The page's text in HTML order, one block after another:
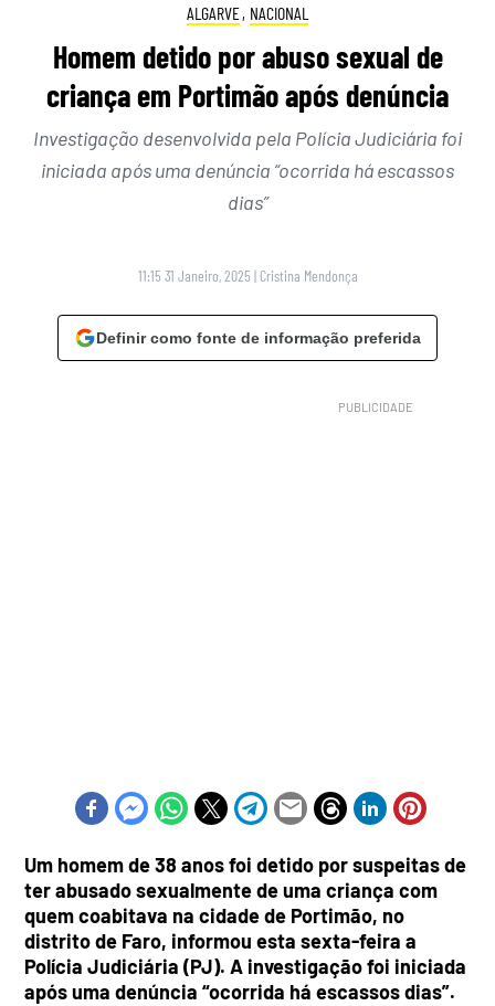
ALGARVE, NACIONAL
Homem detido por abuso sexual de
criança em Portimão após denúncia
Investigação desenvolvida pela Polícia Judiciária foi
iniciada após uma denúncia “ocorrida há escassos
dias”
11:15 31 Janeiro, 2025 | Cristina Mendonça
Definir como fonte de informação preferida
Um homem de 38 anos foi detido por suspeitas de
ter abusado sexualmente de uma criança com
quem coabitava na cidade de Portimão, no
distrito de Faro, informou esta sexta-feira a
Polícia Judiciária (PJ). A investigação foi iniciada
após uma denúncia “ocorrida há escassos dias”.